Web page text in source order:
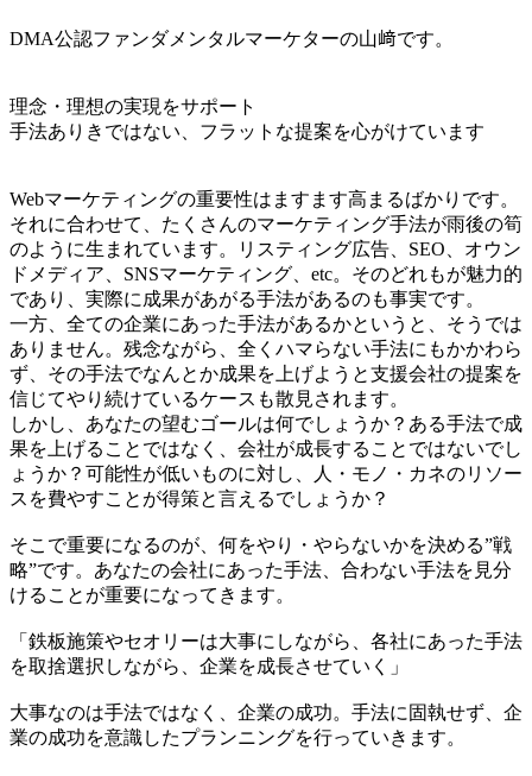
DMA公認ファンダメンタルマーケターの山﨑です。
理念・理想の実現をサポート
手法ありきではない、フラットな提案を心がけています
Webマーケティングの重要性はますます高まるばかりです。
それに合わせて、たくさんのマーケティング手法が雨後の筍
のように生まれています。リスティング広告、SEO、オウン
ドメディア、SNSマーケティング、etc。そのどれもが魅力的
であり、実際に成果があがる手法があるのも事実です。
一方、全ての企業にあった手法があるかというと、そうでは
ありません。残念ながら、全くハマらない手法にもかかわら
ず、その手法でなんとか成果を上げようと支援会社の提案を
信じてやり続けているケースも散見されます。
しかし、あなたの望むゴールは何でしょうか？ある手法で成
果を上げることではなく、会社が成長することではないでし
ょうか？可能性が低いものに対し、人・モノ・カネのリソー
スを費やすことが得策と言えるでしょうか？
そこで重要になるのが、何をやり・やらないかを決める”戦
略”です。あなたの会社にあった手法、合わない手法を見分
けることが重要になってきます。
「鉄板施策やセオリーは大事にしながら、各社にあった手法
を取捨選択しながら、企業を成長させていく」
大事なのは手法ではなく、企業の成功。手法に固執せず、企
業の成功を意識したプランニングを行っていきます。